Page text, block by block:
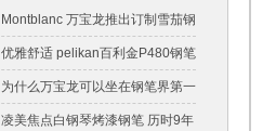
Montblanc 万宝龙推出订制雪茄钢
笔(图)
优雅舒适 pelikan百利金P480钢笔
为什么万宝龙可以坐在钢笔界第一
把交椅上？
凌美焦点白钢琴烤漆钢笔 历时9年